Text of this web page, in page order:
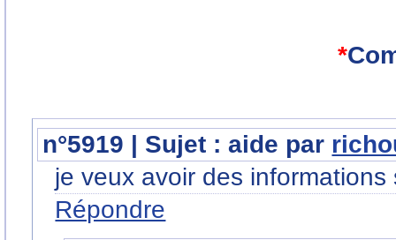
*
n°5919 | Sujet : aide par
je veux avoir des
Répondre